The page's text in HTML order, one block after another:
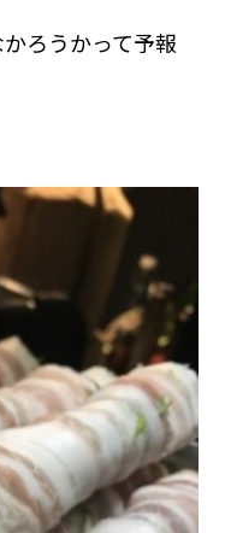
ろうかって予報